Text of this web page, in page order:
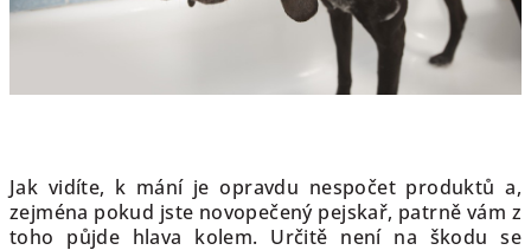
Jak vidíte, k mání je opravdu nespočet produktů a,
zejména pokud jste novopečený pejskař, patrně vám z
toho půjde hlava kolem. Určitě není na škodu se